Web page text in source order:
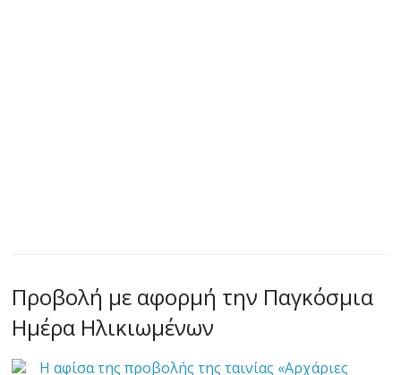
Προβολή με αφορμή την Παγκόσμια
Ημέρα Ηλικιωμένων